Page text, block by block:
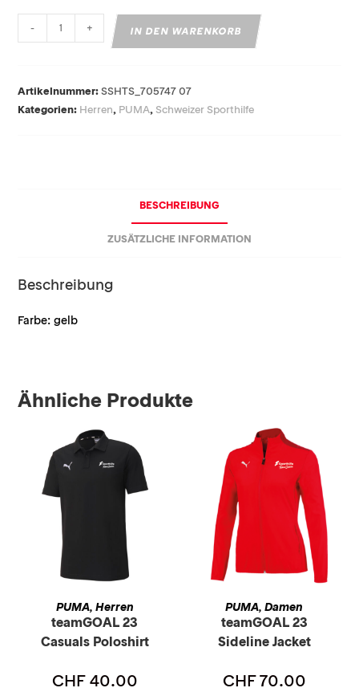
- + IN DEN WARENKORB
Artikelnummer:SSHTS_705747 07
Kategorien: Herren, PUMA, Schweizer Sporthilfe
BESCHREIBUNG
ZUSÄTZLICHE INFORMATION
Beschreibung
Farbe: gelb
Ähnliche Produkte
AUSFÜHRUNG WÄHLEN
PUMA, Herren
teamGOAL 23
Casuals Poloshirt
CHF40.00
AUSFÜHRUNG WÄHLEN
PUMA,Damen
teamGOAL 23
Sideline Jacket
CHF70.00